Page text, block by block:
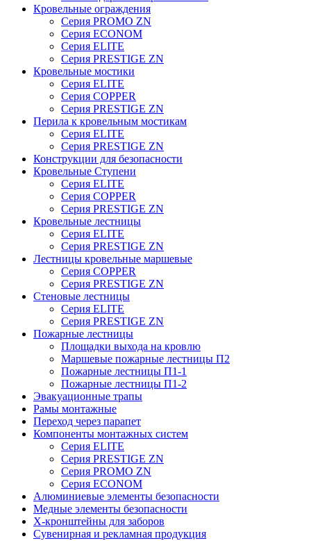
Кровельные ограждения
Серия PROMO ZN
Серия ECONOM
Серия ELITE
Серия PRESTIGE ZN
Кровельные мостики
Серия ELITE
Серия COPPER
Серия PRESTIGE ZN
Перила к кровельным мостикам
Серия ELITE
Серия PRESTIGE ZN
Конструкции для безопасности
Кровельные Ступени
Серия ELITE
Серия COPPER
Серия PRESTIGE ZN
Кровельные лестницы
Серия ELITE
Серия PRESTIGE ZN
Лестницы кровельные маршевые
Серия COPPER
Серия PRESTIGE ZN
Стеновые лестницы
Серия ELITE
Серия PRESTIGE ZN
Пожарные лестницы
Площадки выхода на кровлю
Маршевые пожарные лестницы П2
Пожарные лестницы П1-1
Пожарные лестницы П1-2
Эвакуационные трапы
Рамы монтажные
Переход через парапет
Компоненты монтажных систем
Серия ELITE
Серия PRESTIGE ZN
Серия PROMO ZN
Серия ECONOM
Алюминиевые элементы безопасности
Медные элементы безопасности
X-кронштейны для заборов
Сувенирная и рекламная продукция